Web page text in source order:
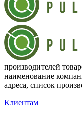
производителей
наименование
адреса, список
Клиентам